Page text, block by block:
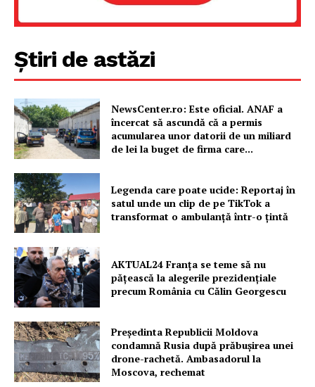
Un proiect
FREEDOM HOUSE ROMÂNIA
PRESShub
Despre noi / Echipa
Proiecte editoriale
Rețea
Contact
Știri de astăzi
NewsCenter.ro: Este oficial. ANAF a
încercat să ascundă că a permis
acumularea unor datorii de un miliard
de lei la buget de firma care...
Legenda care poate ucide: Reportaj în
satul unde un clip de pe TikTok a
transformat o ambulanță într-o țintă
AKTUAL24 Franța se teme să nu
pățească la alegerile prezidențiale
precum România cu Călin Georgescu
Președinta Republicii Moldova
condamnă Rusia după prăbușirea unei
drone-rachetă. Ambasadorul la
Moscova, rechemat